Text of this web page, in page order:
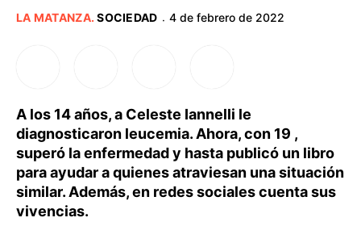
LA MATANZA.SOCIEDAD · 4 de febrero de 2022
A los 14 años, a Celeste Iannelli le
diagnosticaron leucemia. Ahora, con 19 ,
superó la enfermedad y hasta publicó un libro
para ayudar a quienes atraviesan una situación
similar. Además, en redes sociales cuenta sus
vivencias.